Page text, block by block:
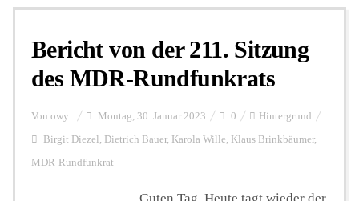
Bericht von der 211. Sitzung
des MDR-Rundfunkrats
Von owy Montag, 30. Januar 2023 0 Hintergrund
Birgit Diezel , Dietrich Bauer, Karola Wille, Klaus Brinkbäumer,
MDR-Rundfunkrat